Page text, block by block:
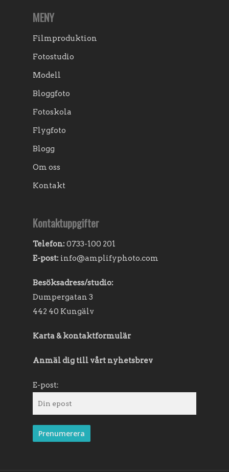
MENY
Filmproduktion
Fotostudio
Modell
Bloggfoto
Fotoskola
Flygfoto
Blogg
Om oss
Kontakt
Kontaktuppgifter
Telefon:0733-100 201
E-post: info@amplifyphoto.com
Besöksadress/studio:
Dumpergatan 3
442 40 Kungälv
Karta & kontaktformulär
Anmäl dig till vårt nyhetsbrev
E-post: